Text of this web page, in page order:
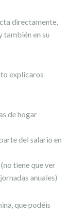
directamente,
también en su
explicaros
de hogar
del salario en
tiene que ver
anuales)
que podéis